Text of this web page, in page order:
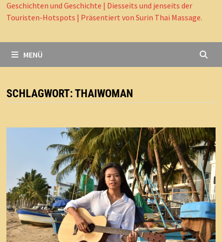
Geschichten und Geschichte | Diesseits und jenseits der
Touristen-Hotspots | Präsentiert von Surin Thai Massage.
MENÜ
SCHLAGWORT: THAIWOMAN